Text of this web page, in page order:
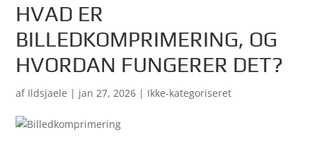
HVAD ER
BILLEDKOMPRIMERING, OG
HVORDAN FUNGERER DET?
af Ildsjaele | jan 27, 2026 | Ikke-kategoriseret